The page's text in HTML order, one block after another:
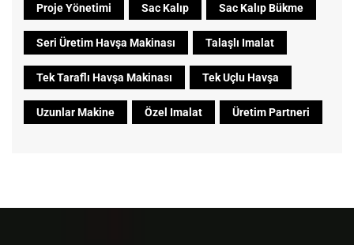
Proje Yönetimi Sac Kalıp Sac Kalıp Bükme
Seri Üretim Havşa Makinası Talaşlı Imalat
Tek Taraflı Havşa Makinası Tek Uçlu Havşa
Uzunlar Makine Özel Imalat Üretim Partneri